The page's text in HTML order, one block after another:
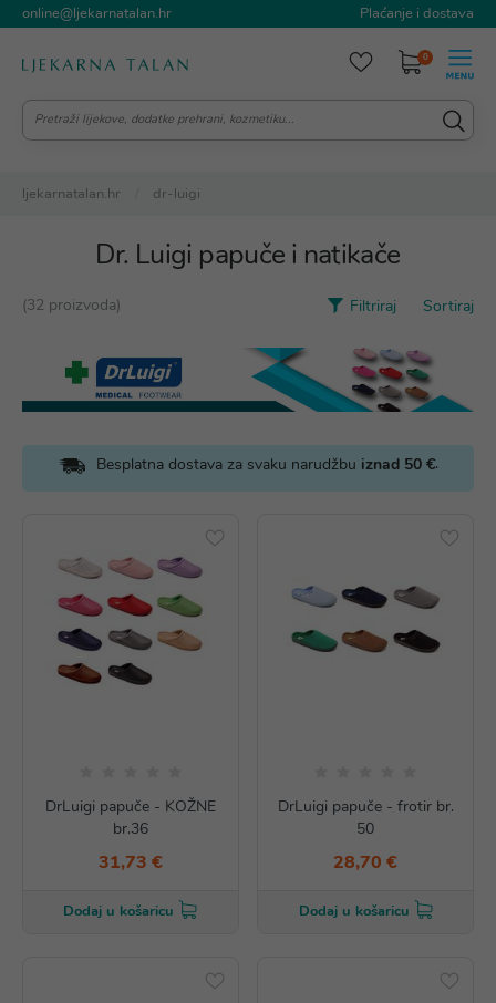
online@ljekarnatalan.hr Plaćanje i dostava
0
ljekarnatalan.hr dr-luigi
Dr. Luigi papuče i natikače
(32 proizvoda) Filtriraj Sortiraj
Besplatna dostava za svaku narudžbu iznad 50 €.
DrLuigi papuče - KOŽNE
br.36
31,73 €
Dodaj u košaricu
DrLuigi papuče - frotir br.
50
28,70 €
Dodaj u košaricu